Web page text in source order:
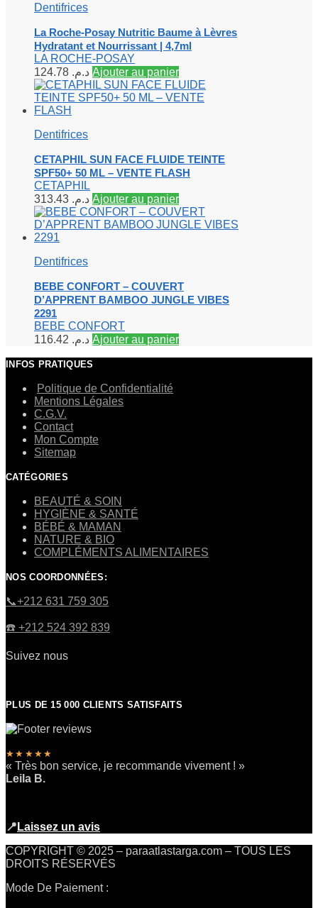
Dentifrices
La Roche-Posay Nutritic Baume à Lèvres
Hydratant et Nourrissant | 4,7ml
LA ROCHE-POSAY
د.م. Ajouter au panier
Dentifrices
CETAPHIL SUN FACE FLUIDE TEINTE
SPF50+ 50 ML – VENTE FLASH
CETAPHIL
د.م. Ajouter au panier
Dentifrices
BEBE CONFORT – COUVERT
D’APPRENT BAMBOO JUNGLE VIBES
2291
BEBE CONFORT
د.م. Ajouter au panier
INFOS PRATIQUES
Politique de Confidentialité
Mentions Légales
C.G.V.
Contact
Mon Compte
Sitemap
CATÉGORIES
BEAUTÉ & SOIN
HYGIÈNE & SANTÉ
BÉBÉ & MAMAN
NATURE & BIO
COMPLÉMENTS ALIMENTAIRES
NOS COORDONNÉES:
​📞+212 631 759 305
☎️​ +212 524 392 839
Suivez nous
PLUS DE 15 000 CLIENTS SATISFAITS
★★★★★
« Très bon service, je recommande vivement ! »
Leila B.
📍 Laissez un avis
COPYRIGHT © 2025 – paraatlastarga.com – TOUS LES
DROITS RÉSERVÉS
Mode De Paiement :